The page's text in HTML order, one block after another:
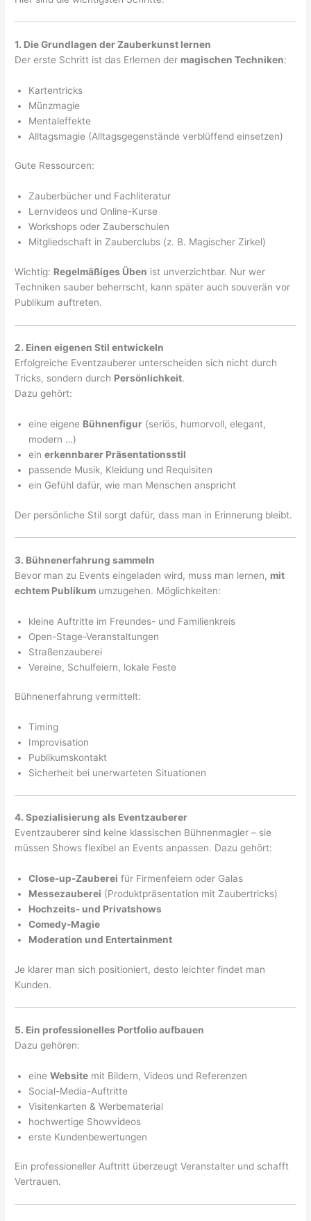
1. Die Grundlagen der Zauberkunst lernen
Der erste Schritt ist das Erlernen der magischen Techniken:
Kartentricks
Münzmagie
Mentaleffekte
Alltagsmagie (Alltagsgegenstände verblüffend einsetzen)
Gute Ressourcen:
Zauberbücher und Fachliteratur
Lernvideos und Online-Kurse
Workshops oder Zauberschulen
Mitgliedschaft in Zauberclubs (z. B. Magischer Zirkel)
Wichtig: Regelmäßiges Üben ist unverzichtbar. Nur wer
Techniken sauber beherrscht, kann später auch souverän vor
Publikum auftreten.
2. Einen eigenen Stil entwickeln
Erfolgreiche Eventzauberer unterscheiden sich nicht durch
Tricks, sondern durch Persönlichkeit.
Dazu gehört:
eine eigene Bühnenfigur (seriös, humorvoll, elegant,
modern …)
einerkennbarer Präsentationsstil
passende Musik, Kleidung und Requisiten
ein Gefühl dafür, wie man Menschen anspricht
Der persönliche Stil sorgt dafür, dass man in Erinnerung bleibt.
3. Bühnenerfahrung sammeln
Bevor man zu Events eingeladen wird, muss man lernen, mit
echtem Publikum umzugehen. Möglichkeiten:
kleine Auftritte im Freundes- und Familienkreis
Open-Stage-Veranstaltungen
Straßenzauberei
Vereine, Schulfeiern, lokale Feste
Bühnenerfahrung vermittelt:
Timing
Improvisation
Publikumskontakt
Sicherheit bei unerwarteten Situationen
4. Spezialisierung als Eventzauberer
Eventzauberer sind keine klassischen Bühnenmagier – sie
müssen Shows flexibel an Events anpassen. Dazu gehört:
Close-up-Zauberei für Firmenfeiern oder Galas
Messezauberei (Produktpräsentation mit Zaubertricks)
Hochzeits- und Privatshows
Comedy-Magie
Moderation und Entertainment
Je klarer man sich positioniert, desto leichter findet man
Kunden.
5. Ein professionelles Portfolio aufbauen
Dazu gehören:
eineWebsite mit Bildern, Videos und Referenzen
Social-Media-Auftritte
Visitenkarten & Werbematerial
hochwertige Showvideos
erste Kundenbewertungen
Ein professioneller Auftritt überzeugt Veranstalter und schafft
Vertrauen.